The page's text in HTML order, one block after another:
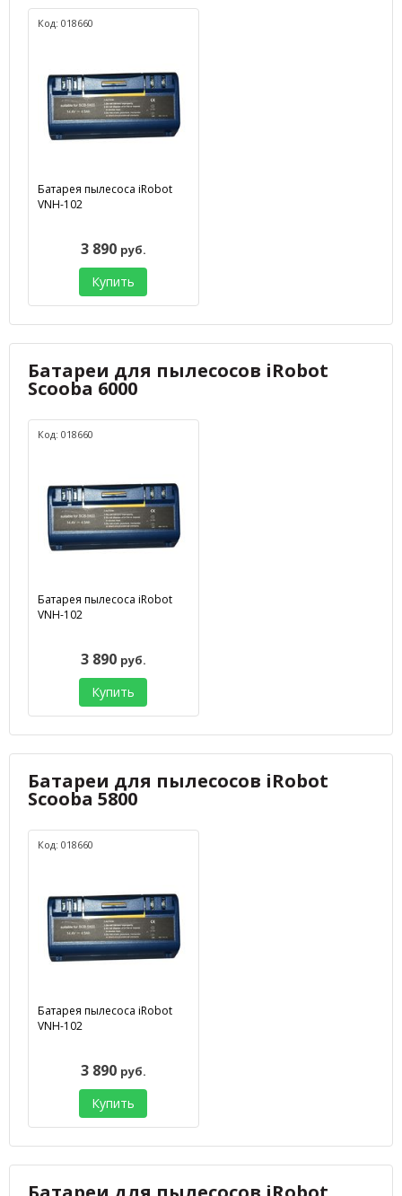
Код: 018660
Батарея пылесоса iRobot
VNH-102
3 890 руб.
Купить
Батареи для пылесосов iRobot
Scooba 6000
Код: 018660
Батарея пылесоса iRobot
VNH-102
3 890 руб.
Купить
Батареи для пылесосов iRobot
Scooba 5800
Код: 018660
Батарея пылесоса iRobot
VNH-102
3 890 руб.
Купить